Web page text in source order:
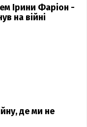
Ірини Фаріон -
на війні
де ми не